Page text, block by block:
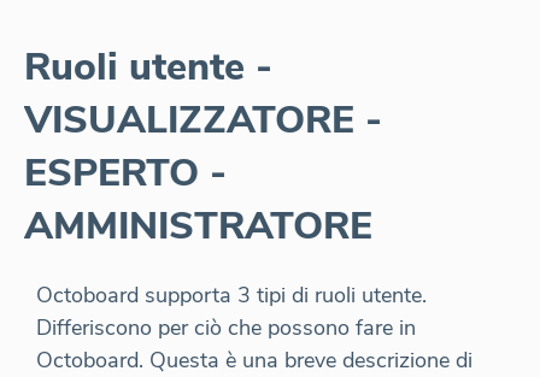
Ruoli utente -
VISUALIZZATORE -
ESPERTO -
AMMINISTRATORE
Octoboard supporta 3 tipi di ruoli utente.
Differiscono per ciò che possono fare in
Octoboard. Questa è una breve descrizione di